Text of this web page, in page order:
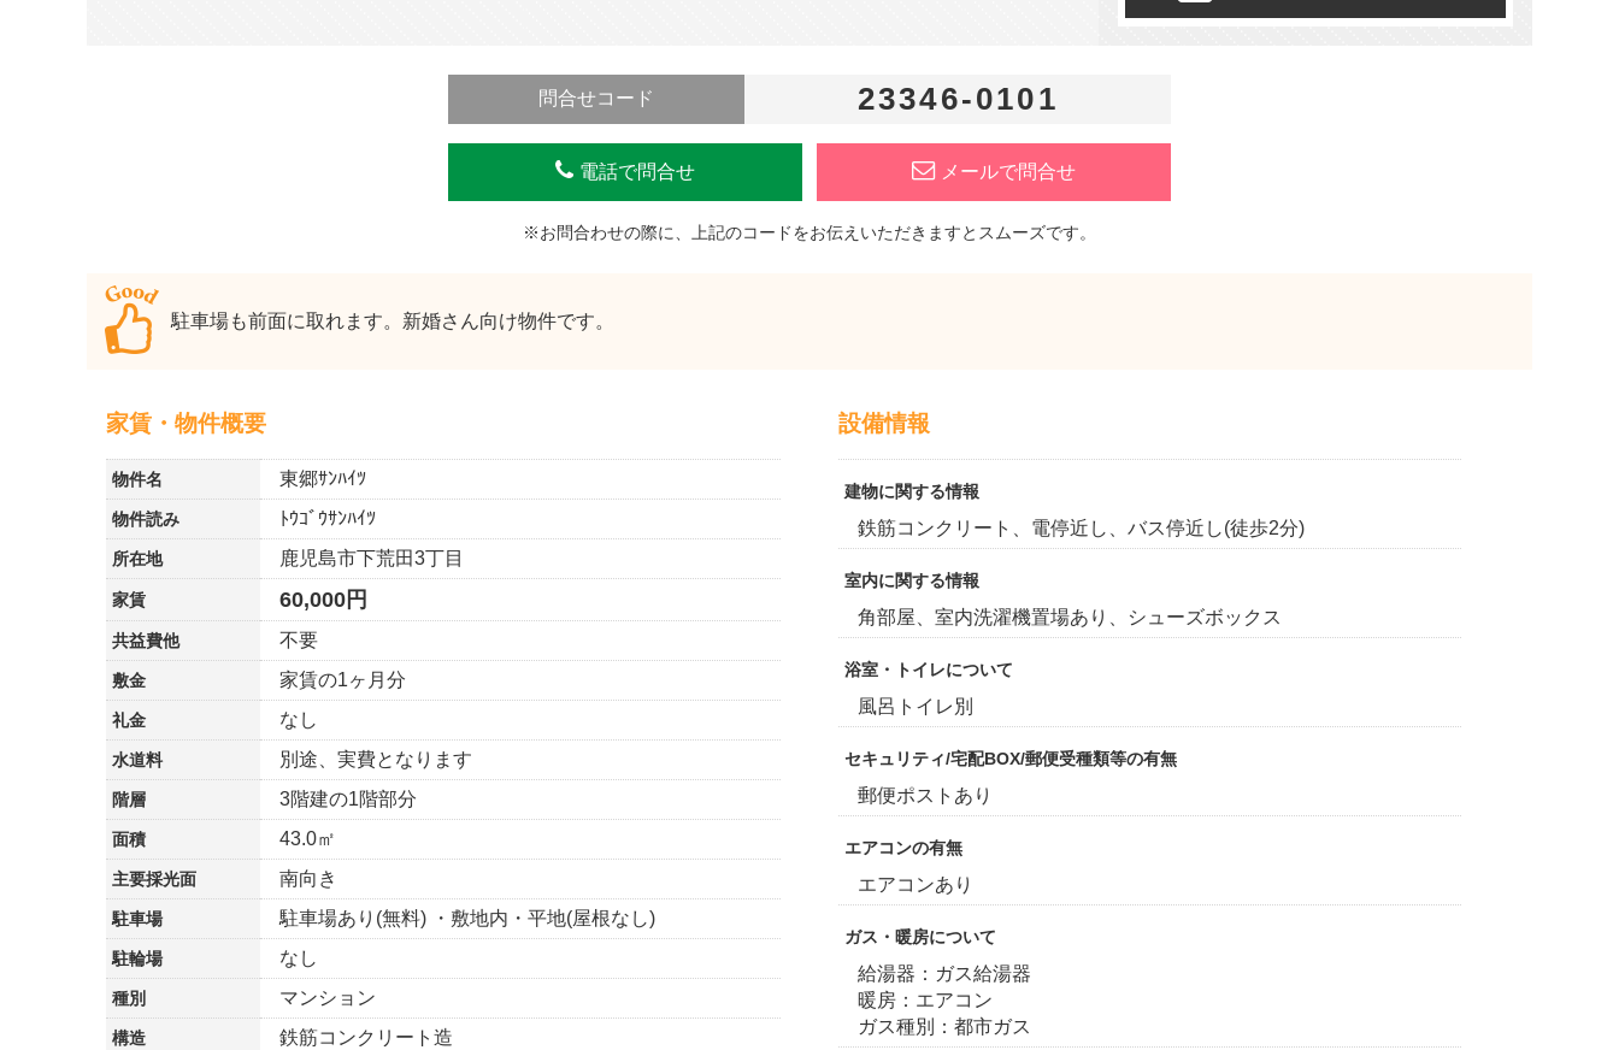
問合せコード 23346-0101
電話で問合せ メールで問合せ
※お問合わせの際に、上記のコードをお伝えいただきますとスムーズです。
駐車場も前面に取れます。新婚さん向け物件です。
家賃・物件概要
物件名 東郷ｻﾝﾊｲﾂ
物件読み ﾄｳｺﾞｳｻﾝﾊｲﾂ
所在地 鹿児島市下荒田3丁目
家賃 60,000円
共益費他 不要
敷金 家賃の1ヶ月分
礼金 なし
水道料 別途、実費となります
階層 3階建の1階部分
面積 43.0㎡
主要採光面 南向き
駐車場 駐車場あり(無料) ・敷地内・平地(屋根なし)
駐輪場 なし
種別 マンション
構造 鉄筋コンクリート造
設備情報
建物に関する情報
鉄筋コンクリート、電停近し、バス停近し(徒歩2分)
室内に関する情報
角部屋、室内洗濯機置場あり、シューズボックス
浴室・トイレについて
風呂トイレ別
セキュリティ/宅配BOX/郵便受種類等の有無
郵便ポストあり
エアコンの有無
エアコンあり
ガス・暖房について
給湯器：ガス給湯器
暖房：エアコン
ガス種別：都市ガス